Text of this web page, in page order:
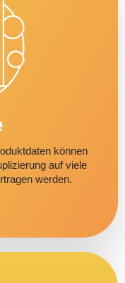
können
auf viele
werden.